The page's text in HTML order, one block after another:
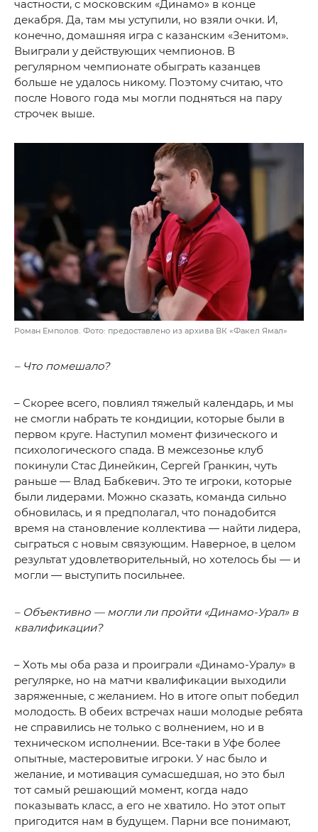
частности, с московским «Динамо» в конце
декабря. Да, там мы уступили, но взяли очки. И,
конечно, домашняя игра с казанским «Зенитом».
Выиграли у действующих чемпионов. В
регулярном чемпионате обыграть казанцев
больше не удалось никому. Поэтому считаю, что
после Нового года мы могли подняться на пару
строчек выше.
Роман Емполов. Фото: предоставлено из архива ВК «Факел Ямал»
– Что помешало?
– Скорее всего, повлиял тяжелый календарь, и мы
не смогли набрать те кондиции, которые были в
первом круге. Наступил момент физического и
психологического спада. В межсезонье клуб
покинули Стас Динейкин, Сергей Гранкин, чуть
раньше — Влад Бабкевич. Это те игроки, которые
были лидерами. Можно сказать, команда сильно
обновилась, и я предполагал, что понадобится
время на становление коллектива — найти лидера,
сыграться с новым связующим. Наверное, в целом
результат удовлетворительный, но хотелось бы — и
могли — выступить посильнее.
– Объективно — могли ли пройти «Динамо-Урал» в
квалификации?
– Хоть мы оба раза и проиграли «Динамо-Уралу» в
регулярке, но на матчи квалификации выходили
заряженные, с желанием. Но в итоге опыт победил
молодость. В обеих встречах наши молодые ребята
не справились не только с волнением, но и в
техническом исполнении. Все-таки в Уфе более
опытные, мастеровитые игроки. У нас было и
желание, и мотивация сумасшедшая, но это был
тот самый решающий момент, когда надо
показывать класс, а его не хватило. Но этот опыт
пригодится нам в будущем. Парни все понимают,